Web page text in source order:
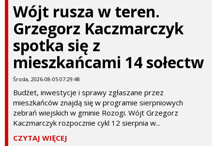
Wójt rusza w teren.
Grzegorz Kaczmarczyk
spotka się z
mieszkańcami 14 sołectw
Środa, 2026-08-05 07:29:48
Budżet, inwestycje i sprawy zgłaszane przez
mieszkańców znajdą się w programie sierpniowych
zebrań wiejskich w gminie Rozogi. Wójt Grzegorz
Kaczmarczyk rozpocznie cykl 12 sierpnia w...
CZYTAJ WIĘCEJ